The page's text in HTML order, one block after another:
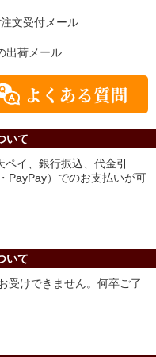
文受付メール
出荷メール
いて
イ、銀行振込、代金引
PayPay）でのお支払いが可
いて
受けできません。何卒ご了